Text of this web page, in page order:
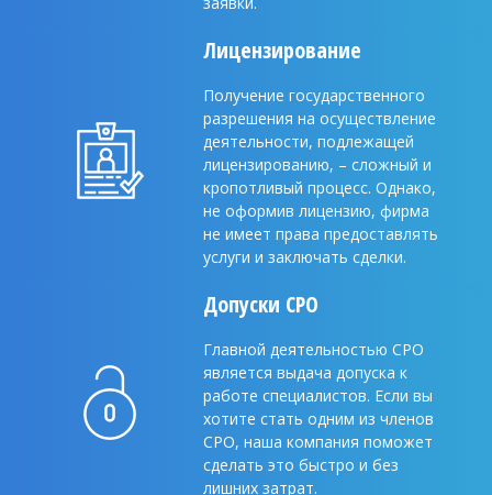
Лицензирование
Получение государственного
разрешения на осуществление
деятельности, подлежащей
лицензированию, – сложный и
кропотливый процесс. Однако,
не оформив лицензию, фирма
не имеет права предоставлять
услуги и заключать сделки.
Допуски CPO
Главной деятельностью СРО
является выдача допуска к
работе специалистов. Если вы
хотите стать одним из членов
СРО, наша компания поможет
сделать это быстро и без
лишних затрат.